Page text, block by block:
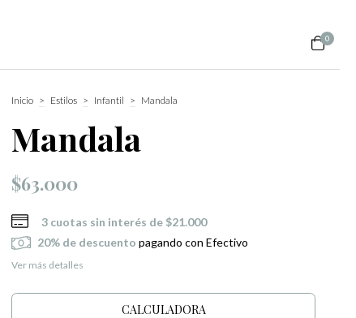
0
Inicio > Estilos > Infantil > Mandala
Mandala
$63.000
3 cuotas sin interés de $21.000
20% de descuento pagando con Efectivo
Ver más detalles
CALCULADORA